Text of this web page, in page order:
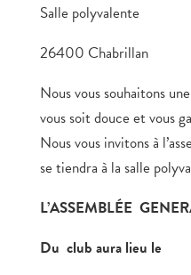
Salle polyvalente
26400 Chabrillan
Nous vous souhaitons
vous soit douce et
Nous vous invitons à
se tiendra à la salle
L’ASSEMBLÉE
Du club aura lieu le